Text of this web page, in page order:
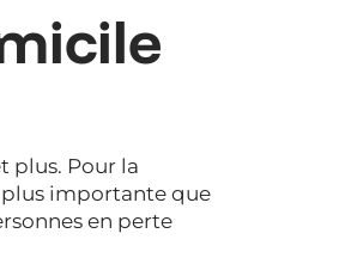
plus. Pour la
plus importante que
en perte